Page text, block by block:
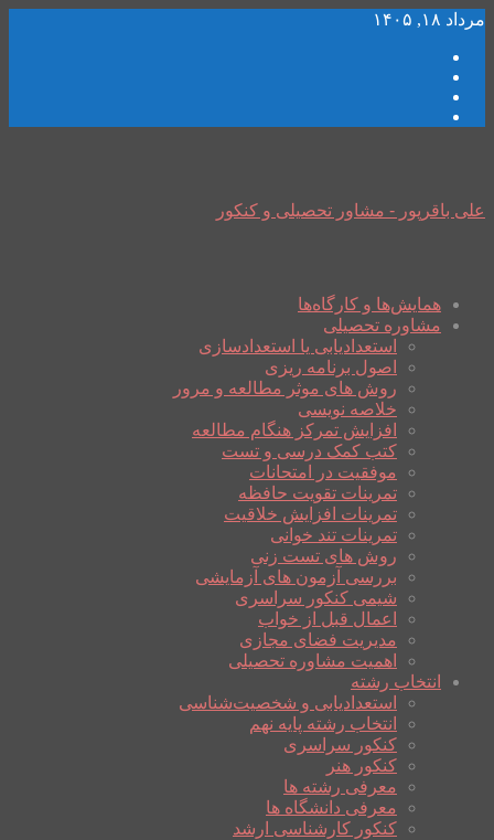
مرداد ۱۸, ۱۴۰۵
علی باقرپور - مشاور تحصیلی و کنکور
همایش‌ها و کارگاه‌ها
مشاوره تحصیلی
استعدادیابی یا استعدادسازی
اصول برنامه ریزی
روش های موثر مطالعه و مرور
خلاصه نویسی
افزایش تمرکز هنگام مطالعه
کتب کمک درسی و تست
موفقیت در امتحانات
تمرینات تقویت حافظه
تمرینات افزایش خلاقیت
تمرینات تند خوانی
روش های تست زنی
بررسی آزمون های آزمایشی
شیمی کنکور سراسری
اعمال قبل از خواب
مدیریت فضای مجازی
اهمیت مشاوره تحصیلی
انتخاب رشته
استعدادیابی و شخصیت‌شناسی
انتخاب رشته پایه نهم
کنکور سراسری
کنکور هنر
معرفی رشته ها
معرفی دانشگاه ها
کنکور کارشناسی ارشد